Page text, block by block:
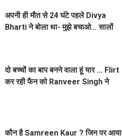
अपनी ही मौत से 24 घंटे पहले Divya
Bharti ने बोला था- मुझे बचाओ... सालों
दो बच्चों का बाप बनने वाला हूं यार ... Flirt
कर रही फैन को Ranveer Singh ने
कौन है Samreen Kaur ? जिन पर आया